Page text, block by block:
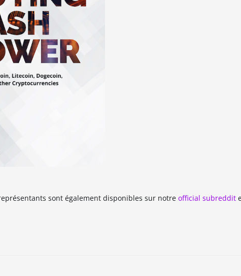
sont également disponibles sur notre official subreddit